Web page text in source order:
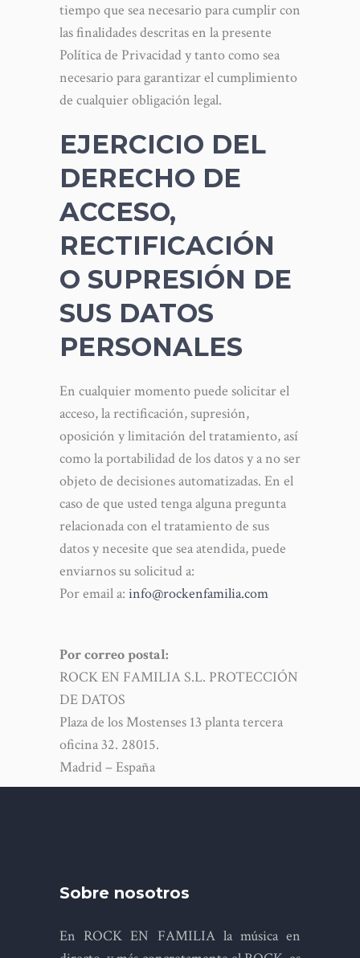
tiempo que sea necesario para cumplir con
las finalidades descritas en la presente
Política de Privacidad y tanto como sea
necesario para garantizar el cumplimiento
de cualquier obligación legal.
EJERCICIO DEL
DERECHO DE
ACCESO,
RECTIFICACIÓN
O SUPRESIÓN DE
SUS DATOS
PERSONALES
En cualquier momento puede solicitar el
acceso, la rectificación, supresión,
oposición y limitación del tratamiento, así
como la portabilidad de los datos y a no ser
objeto de decisiones automatizadas. En el
caso de que usted tenga alguna pregunta
relacionada con el tratamiento de sus
datos y necesite que sea atendida, puede
enviarnos su solicitud a:
Por email a: info@rockenfamilia.com
Por correo postal:
ROCK EN FAMILIA S.L. PROTECCIÓN
DE DATOS
Plaza de los Mostenses 13 planta tercera
oficina 32. 28015.
Madrid – España
Sobre nosotros
En ROCK EN FAMILIA la música en